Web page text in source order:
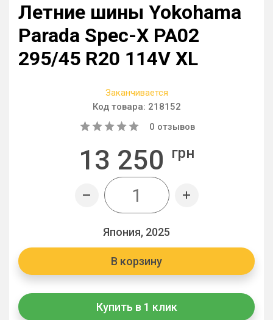
Летние шины Yokohama
Parada Spec-X PA02
295/45 R20 114V XL
Заканчивается
Код товара: 218152
0 отзывов
13 250 грн
Япония, 2025
В корзину
Купить в 1 клик